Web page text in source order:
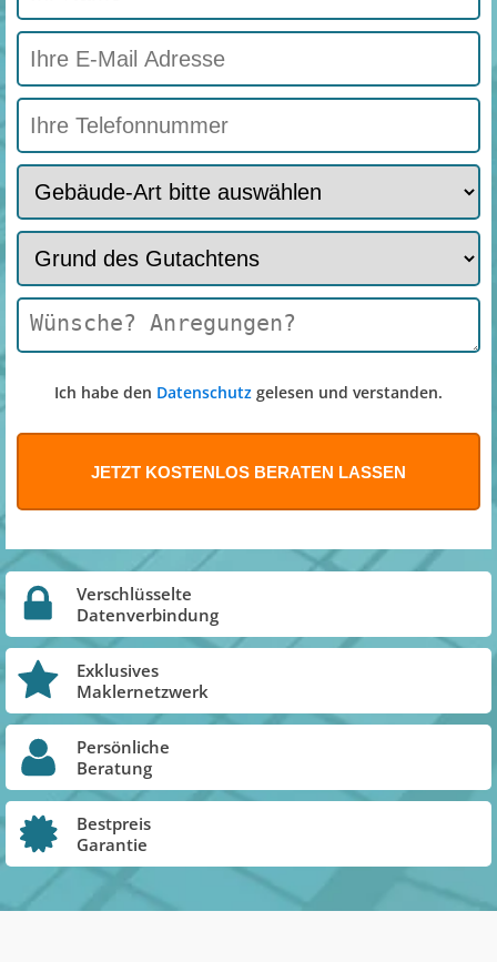
Ich habe den Datenschutz gelesen und verstanden.
Verschlüsselte
Datenverbindung
Exklusives
Maklernetzwerk
Persönliche
Beratung
Bestpreis
Garantie